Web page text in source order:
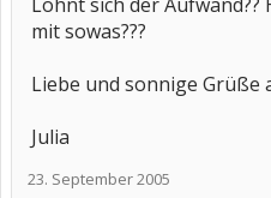
mit sowas???
Liebe und sonnige Grüße
Julia
23. September 2005